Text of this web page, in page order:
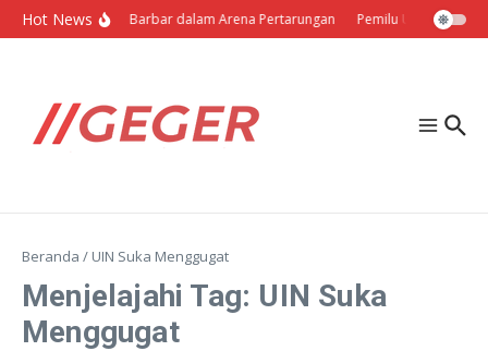
Lewati ke konten
Hot NewsPolitik Barbar dalam Arena Pertarungan Pemilu Ukraina:
Beranda / UIN Suka Menggugat
Menjelajahi Tag: UIN Suka
Menggugat